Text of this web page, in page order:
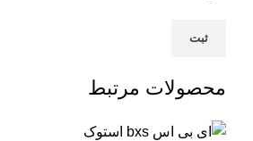
محصولات مرتبط